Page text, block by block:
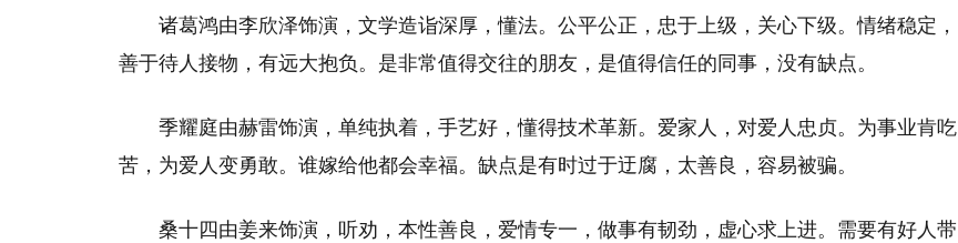
诸葛鸿由李欣泽饰演，文学造诣深厚，懂法。公平公正，忠于上级，关心下级。情绪稳定，
善于待人接物，有远大抱负。是非常值得交往的朋友，是值得信任的同事，没有缺点。
季耀庭由赫雷饰演，单纯执着，手艺好，懂得技术革新。爱家人，对爱人忠贞。为事业肯吃
苦，为爱人变勇敢。谁嫁给他都会幸福。缺点是有时过于迂腐，太善良，容易被骗。
桑十四由姜来饰演，听劝，本性善良，爱情专一，做事有韧劲，虚心求上进。需要有好人带